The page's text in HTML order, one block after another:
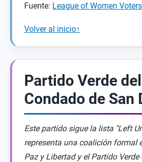
Fuente: League of Women Voters
Volver al inicio↑
Partido Verde del
Condado de San
Este partido sigue la lista "Left
representa una coalición formal
Paz y Libertad y el Partido